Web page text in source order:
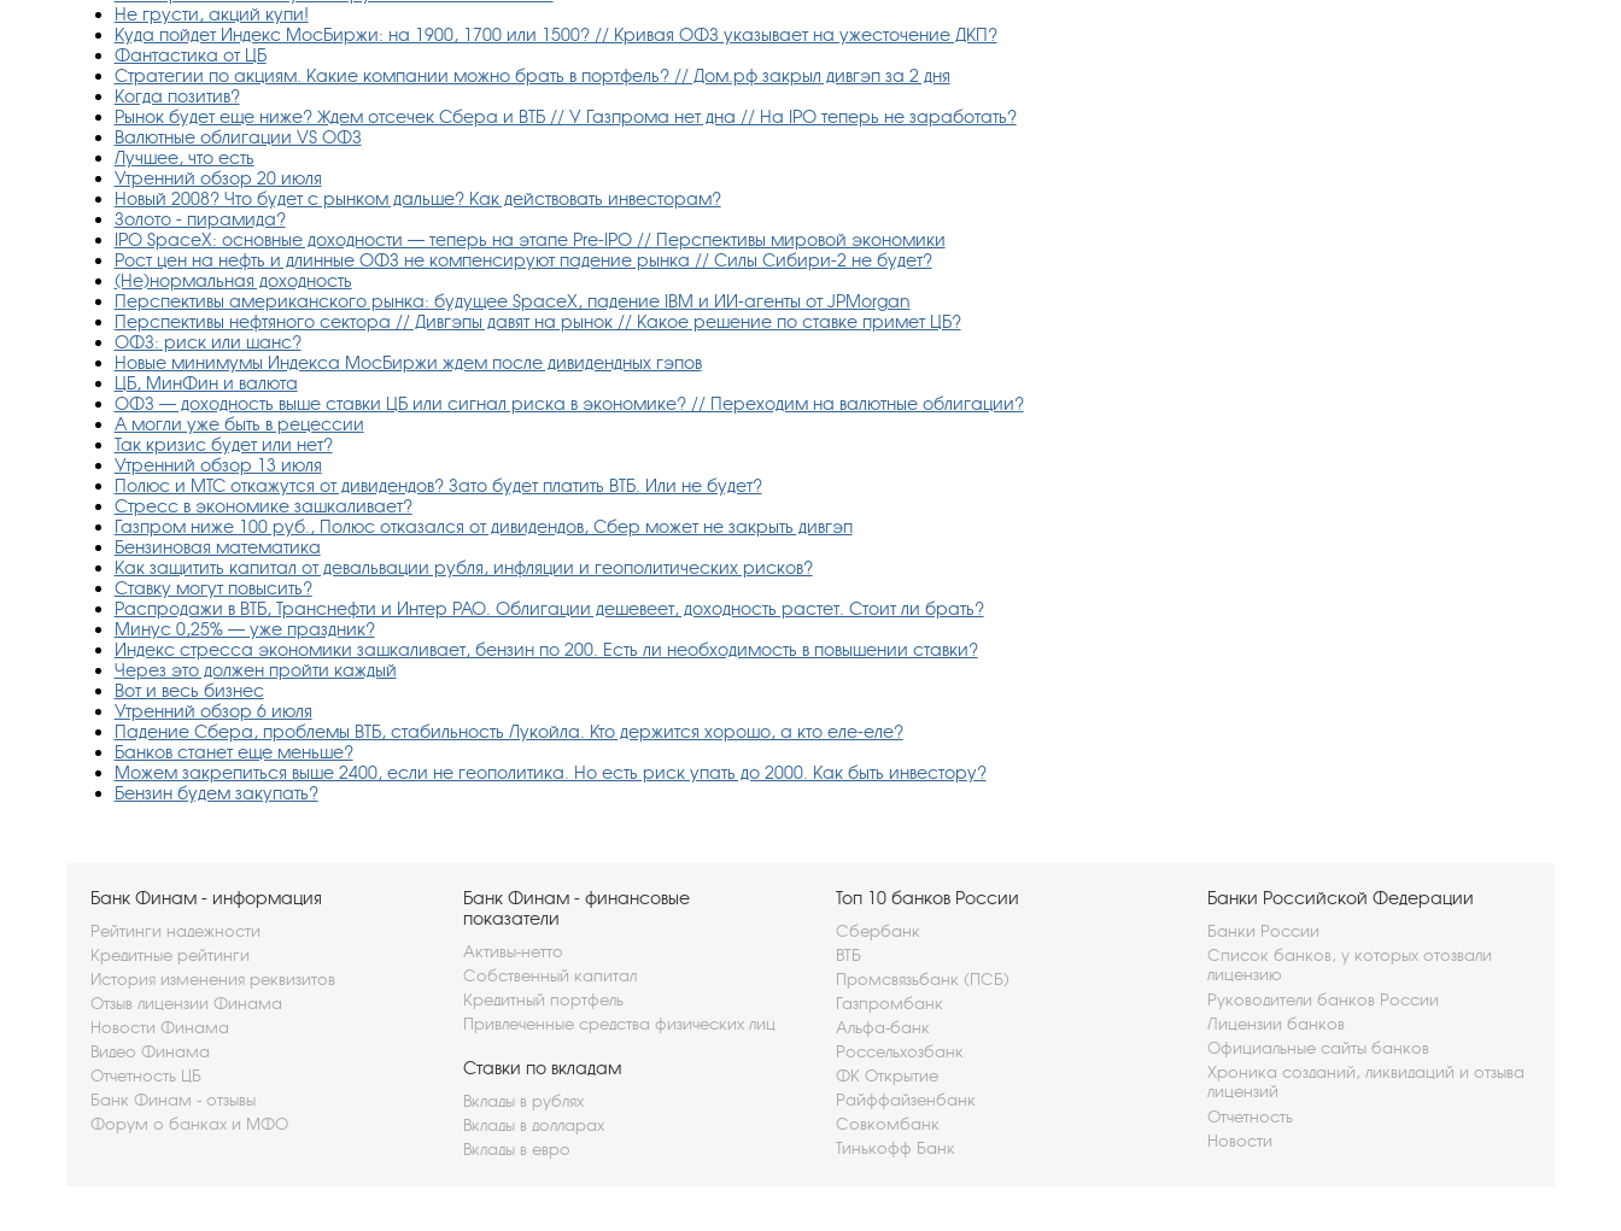
Не грусти, акций купи!
Куда пойдет Индекс МосБиржи: на 1900, 1700 или 1500? // Кривая ОФЗ указывает на ужесточение ДКП?
Фантастика от ЦБ
Стратегии по акциям. Какие компании можно брать в портфель? // Дом.рф закрыл дивгэп за 2 дня
Когда позитив?
Рынок будет еще ниже? Ждем отсечек Сбера и ВТБ // У Газпрома нет дна // На IPO теперь не заработать?
Валютные облигации VS ОФЗ
Лучшее, что есть
Утренний обзор 20 июля
Новый 2008? Что будет с рынком дальше? Как действовать инвесторам?
Золото - пирамида?
IPO SpaceX: основные доходности — теперь на этапе Pre-IPO // Перспективы мировой экономики
Рост цен на нефть и длинные ОФЗ не компенсируют падение рынка // Силы Сибири-2 не будет?
(Не)нормальная доходность
Перспективы американского рынка: будущее SpaceX, падение IBM и ИИ-агенты от JPMorgan
Перспективы нефтяного сектора // Дивгэпы давят на рынок // Какое решение по ставке примет ЦБ?
ОФЗ: риск или шанс?
Новые минимумы Индекса МосБиржи ждем после дивидендных гэпов
ЦБ, МинФин и валюта
ОФЗ — доходность выше ставки ЦБ или сигнал риска в экономике? // Переходим на валютные облигации?
А могли уже быть в рецессии
Так кризис будет или нет?
Утренний обзор 13 июля
Полюс и МТС откажутся от дивидендов? Зато будет платить ВТБ. Или не будет?
Стресс в экономике зашкаливает?
Газпром ниже 100 руб., Полюс отказался от дивидендов, Сбер может не закрыть дивгэп
Бензиновая математика
Как защитить капитал от девальвации рубля, инфляции и геополитических рисков?
Ставку могут повысить?
Распродажи в ВТБ, Транснефти и Интер РАО. Облигации дешевеет, доходность растет. Стоит ли брать?
Минус 0,25% — уже праздник?
Индекс стресса экономики зашкаливает, бензин по 200. Есть ли необходимость в повышении ставки?
Через это должен пройти каждый
Вот и весь бизнес
Утренний обзор 6 июля
Падение Сбера, проблемы ВТБ, стабильность Лукойла. Кто держится хорошо, а кто еле-еле?
Банков станет еще меньше?
Можем закрепиться выше 2400, если не геополитика. Но есть риск упать до 2000. Как быть инвестору?
Бензин будем закупать?
Банк Финам - информация
Рейтинги надежности
Кредитные рейтинги
История изменения реквизитов
Отзыв лицензии Финама
Новости Финама
Видео Финама
Отчетность ЦБ
Банк Финам - отзывы
Форум о банках и МФО
Банк Финам - финансовые
показатели
Активы-нетто
Собственный капитал
Кредитный портфель
Привлеченные средства физических лиц
Ставки по вкладам
Вклады в рублях
Вклады в долларах
Вклады в евро
Топ 10 банков России
Сбербанк
ВТБ
Промсвязьбанк (ПСБ)
Газпромбанк
Альфа-банк
Россельхозбанк
ФК Открытие
Райффайзенбанк
Совкомбанк
Тинькофф Банк
Банки Российской Федерации
Банки России
Список банков, у которых отозвали
лицензию
Руководители банков России
Лицензии банков
Официальные сайты банков
Хроника созданий, ликвидаций и отзыва
лицензий
Отчетность
Новости